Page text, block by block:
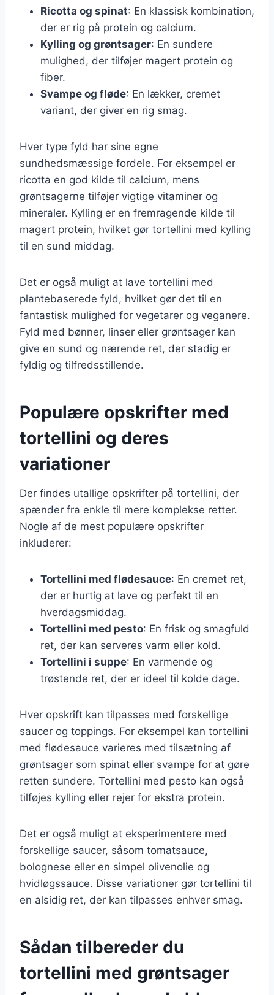
Ricotta og spinat: En klassisk kombination,
der er rig på protein og calcium.
Kylling og grøntsager: En sundere
mulighed, der tilføjer magert protein og
fiber.
Svampe og fløde: En lækker, cremet
variant, der giver en rig smag.
Hver type fyld har sine egne
sundhedsmæssige fordele. For eksempel er
ricotta en god kilde til calcium, mens
grøntsagerne tilføjer vigtige vitaminer og
mineraler. Kylling er en fremragende kilde til
magert protein, hvilket gør tortellini med kylling
til en sund middag.
Det er også muligt at lave tortellini med
plantebaserede fyld, hvilket gør det til en
fantastisk mulighed for vegetarer og veganere.
Fyld med bønner, linser eller grøntsager kan
give en sund og nærende ret, der stadig er
fyldig og tilfredsstillende.
Populære opskrifter med
tortellini og deres
variationer
Der findes utallige opskrifter på tortellini, der
spænder fra enkle til mere komplekse retter.
Nogle af de mest populære opskrifter
inkluderer:
Tortellini med flødesauce: En cremet ret,
der er hurtig at lave og perfekt til en
hverdagsmiddag.
Tortellini med pesto: En frisk og smagfuld
ret, der kan serveres varm eller kold.
Tortellini i suppe: En varmende og
trøstende ret, der er ideel til kolde dage.
Hver opskrift kan tilpasses med forskellige
saucer og toppings. For eksempel kan tortellini
med flødesauce varieres med tilsætning af
grøntsager som spinat eller svampe for at gøre
retten sundere. Tortellini med pesto kan også
tilføjes kylling eller rejer for ekstra protein.
Det er også muligt at eksperimentere med
forskellige saucer, såsom tomatsauce,
bolognese eller en simpel olivenolie og
hvidløgssauce. Disse variationer gør tortellini til
en alsidig ret, der kan tilpasses enhver smag.
Sådan tilbereder du
tortellini med grøntsager